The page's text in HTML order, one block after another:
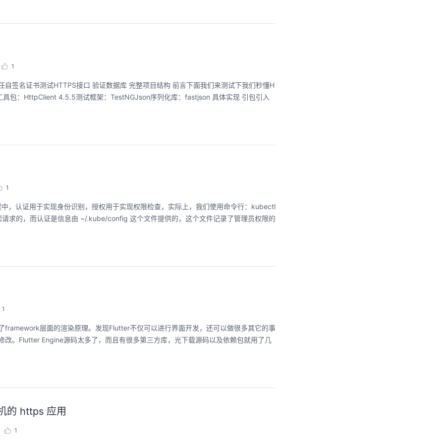
1
签名证书测试HTTPS接口 验证数据库 完整项目结构 前言下面我们来测试下我们秒懂H
包：HttpClient 4.5.5测试框架：TestNGJson序列化库：fastjson 具体实现 引包引入
1
，认证用于实现身份识别，授权用于实现权限检查，实际上，我们使用命令行：kubectl
求的，而认证是信息由 ~/.kube/config 这个文件提供的，这个文件记录了管理员权限的
1
层面的渲染原理。发现Flutter不仅可以进行界面开发，还可以做很多其它的事
。Flutter Engine源码太多了，而且有很多第三方库，光下载源码以及依赖包就用了几
的 https 应用
1